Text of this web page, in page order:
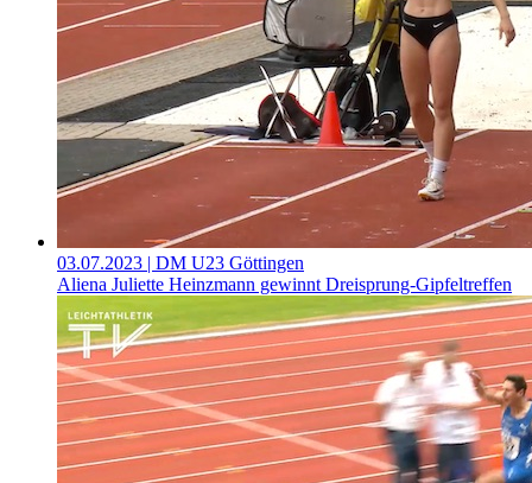
03.07.2023 | DM U23 Göttingen
Aliena Juliette Heinzmann gewinnt Dreisprung-Gipfeltreffen